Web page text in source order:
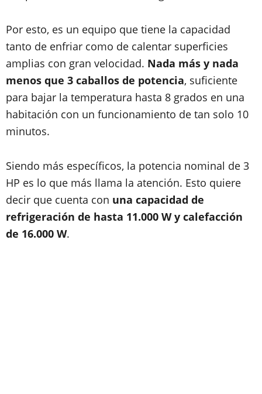
Por esto, es un equipo que tiene la capacidad
tanto de enfriar como de calentar superficies
amplias con gran velocidad. Nada más y nada
menos que 3 caballos de potencia, suficiente
para bajar la temperatura hasta 8 grados en una
habitación con un funcionamiento de tan solo 10
minutos.
Siendo más específicos, la potencia nominal de 3
HP es lo que más llama la atención. Esto quiere
decir que cuenta con una capacidad de
refrigeración de hasta 11.000 W y calefacción
de 16.000 W.